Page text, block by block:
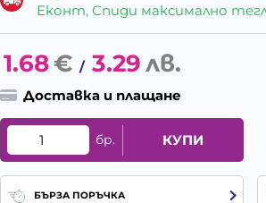
Еконт, Спиди максимално
1.68€ / 3.29лв.
Доставка и плащане
бр. КУПИ
БЪРЗА ПОРЪЧКА